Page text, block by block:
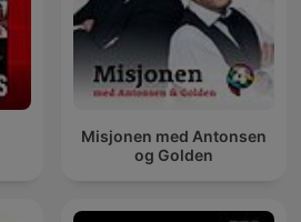
Misjonen med Antonsen
og Golden